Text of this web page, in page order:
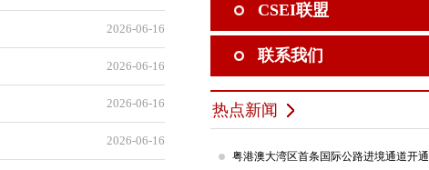
2026-06-16
2026-06-16
2026-06-16
2026-06-16
CSEI联盟
联系我们
热点新闻
粤港澳大湾区首条国际公路进境通道开通